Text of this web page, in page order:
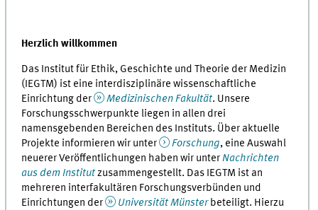
Herzlich willkommen
Das Institut für Ethik, Geschichte und Theorie der Medizin
(IEGTM) ist eine interdisziplinäre wissen­schaft­liche
Einrichtung der
Medizinischen Fakultät. Unsere
Forschungsschwerpunkte liegen in allen drei
namensgebenden Bereichen des Instituts. Über aktuelle
Projekte informieren wir unter
Forschung, eine Auswahl
neuerer Veröffentlichungen haben wir unterNachrichten
aus dem Institutzusammengestellt. Das IEGTM ist an
mehreren interfakultären For­schungs­verbünden und
Einrichtungen der
Universität Münsterbeteiligt. Hierzu